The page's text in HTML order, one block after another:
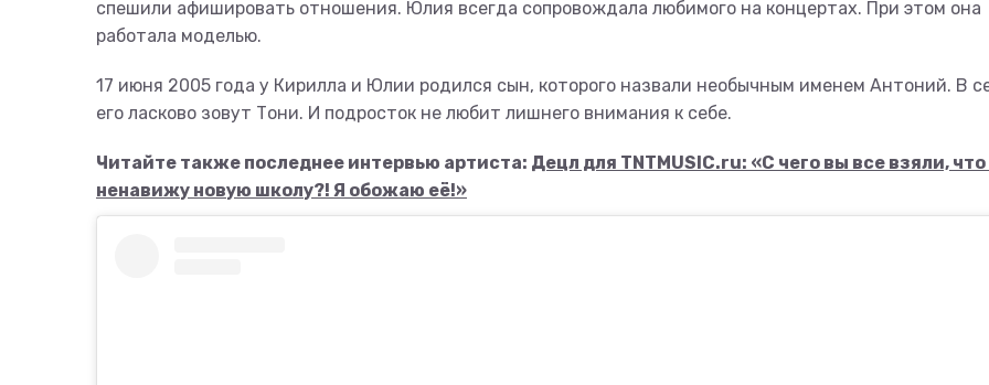
спешили афишировать отношения. Юлия всегда сопровождала любимого на концертах. При этом она
работала моделью.
17 июня 2005 года у Кирилла и Юлии родился сын, которого назвали необычным именем Антоний. В
его ласково зовут Тони. И подросток не любит лишнего внимания к себе.
Читайте также последнее интервью артиста: Децл для TNTMUSIC.ru: «С чего вы все взяли, что
ненавижу новую школу?! Я обожаю её!»